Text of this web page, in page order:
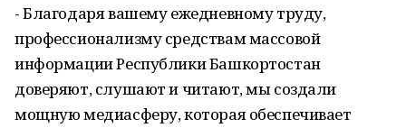
- Благодаря вашему ежедневному труду,
профессионализму средствам массовой
информации Республики Башкортостан
доверяют, слушают и читают, мы создали
мощную медиасферу, которая обеспечивает